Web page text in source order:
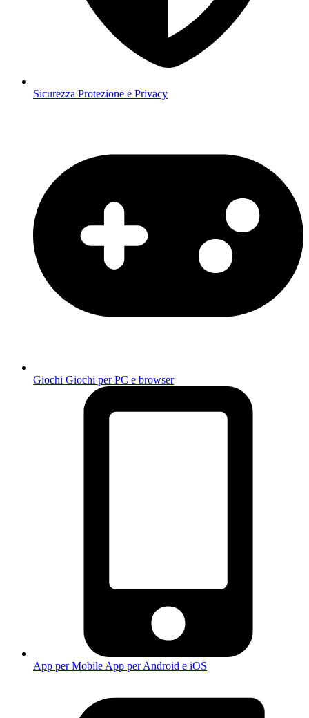
Sicurezza Protezione e Privacy
Giochi Giochi per PC e browser
App per Mobile App per Android e iOS